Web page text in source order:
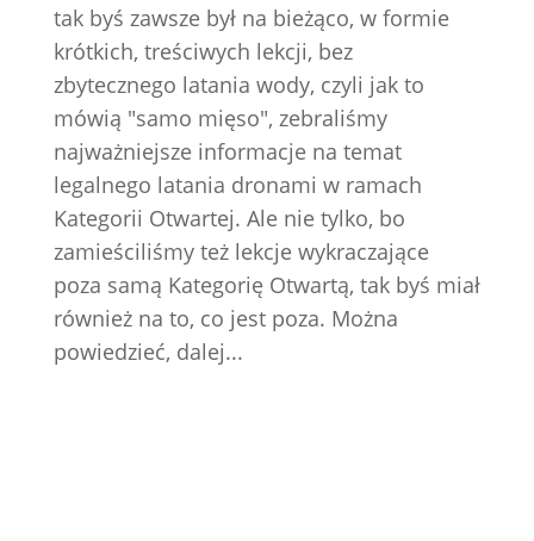
tak byś zawsze był na bieżąco, w formie
krótkich, treściwych lekcji, bez
zbytecznego latania wody, czyli jak to
mówią "samo mięso", zebraliśmy
najważniejsze informacje na temat
legalnego latania dronami w ramach
Kategorii Otwartej. Ale nie tylko, bo
zamieściliśmy też lekcje wykraczające
poza samą Kategorię Otwartą, tak byś miał
również na to, co jest poza. Można
powiedzieć, dalej...